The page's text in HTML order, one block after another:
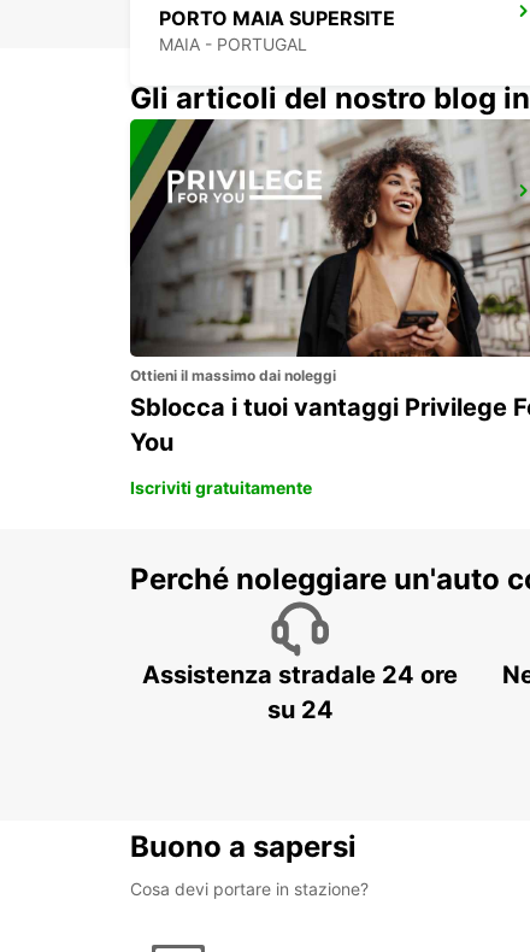
PORTO MAIA SUPERSITE
MAIA - PORTUGAL
PORTO CITTÀ
PORTO - PORTUGAL
Gli articoli del nostro blog
Ottieni il massimo dai noleggi
Sblocca i tuoi vantaggi Privilege
You
Iscriviti gratuitamente
Perché noleggiare un'auto
Assistenza stradale 24 ore
su 24
Buono a sapersi
Cosa devi portare in stazione?